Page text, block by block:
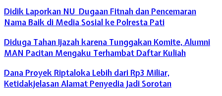
Didik Laporkan NU Dugaan Fitnah dan Pencemaran
Nama Baik di Media Sosial ke Polresta Pati
Diduga Tahan Ijazah karena Tunggakan Komite, Alumni
MAN Pacitan Mengaku Terhambat Daftar Kuliah
Dana Proyek Riptaloka Lebih dari Rp3 Miliar,
Ketidakjelasan Alamat Penyedia Jadi Sorotan